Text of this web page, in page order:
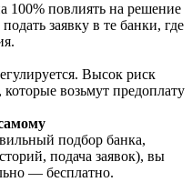
100% повлиять на решение
заявку в те банки, где
Высок риск
возьмут предоплату
подбор банка,
подача заявок), вы
— бесплатно.